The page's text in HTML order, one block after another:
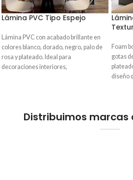
Lámina PVC Tipo Espejo
Lámina PVC con acabado brillante en
colores blanco, dorado, negro, palo de
rosa y plateado. Ideal para
decoraciones interiores,
Foam
gotas
diseño
Distribuimos marcas